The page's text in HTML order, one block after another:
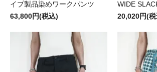
イプ製品染めワークパンツ
63,800円(税込)
WIDE
20,020円(税